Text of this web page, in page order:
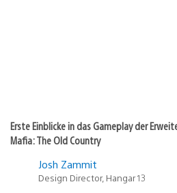
Erste Einblicke in das Gameplay der
Mafia: The Old Country
Josh Zammit
Design Director, Hangar 13